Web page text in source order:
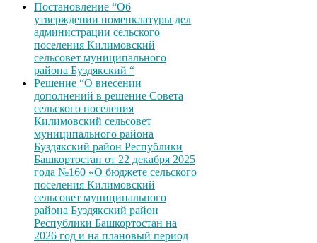
Постановление “Об
утверждении номенклатуры дел
администрации сельского
поселения Килимовский
сельсовет муниципального
района Буздякский “
Решение “О внесении
дополнений в решение Совета
сельского поселения
Килимовский сельсовет
муниципального района
Буздякский район Республики
Башкортостан от 22 декабря 2025
года №160 «О бюджете сельского
поселения Килимовский
сельсовет муниципального
района Буздякский район
Республики Башкортостан на
2026 год и на плановый период